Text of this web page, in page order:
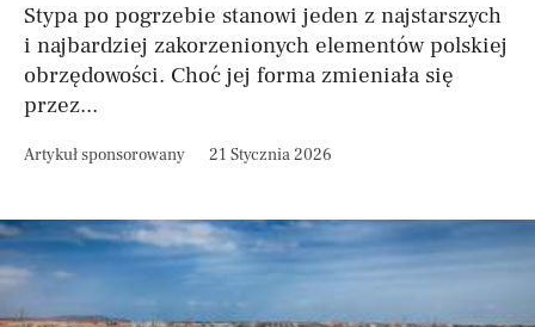
Stypa po pogrzebie stanowi jeden z najstarszych
i najbardziej zakorzenionych elementów polskiej
obrzędowości. Choć jej forma zmieniała się
przez...
Artykuł sponsorowany 21 Stycznia 2026